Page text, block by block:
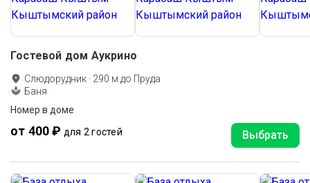
Гостевой дом Аукрино
Слюдорудник · 290 м до Пруда
Баня
Номер в доме
от 400 ₽ для 2 гостей Выбрать